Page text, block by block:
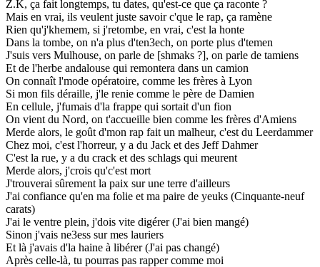
Z.K, ça fait longtemps, tu dates, qu'est-ce que ça raconte ?
Mais en vrai, ils veulent juste savoir c'que le rap, ça ramène
Rien qu'j'khemem, si j'retombe, en vrai, c'est la honte
Dans la tombe, on n'a plus d'ten3ech, on porte plus d'temen
J'suis vers Mulhouse, on parle de [shmaks ?], on parle de tamiens
Et de l'herbe andalouse qui remontera dans un camion
On connaît l'mode opératoire, comme les frères à Lyon
Si mon fils déraille, j'le renie comme le père de Damien
En cellule, j'fumais d'la frappe qui sortait d'un fion
On vient du Nord, on t'accueille bien comme les frères d'Amiens
Merde alors, le goût d'mon rap fait un malheur, c'est du Leerdammer
Chez moi, c'est l'horreur, y a du Jack et des Jeff Dahmer
C'est la rue, y a du crack et des schlags qui meurent
Merde alors, j'crois qu'c'est mort
J'trouverai sûrement la paix sur une terre d'ailleurs
J'ai confiance qu'en ma folie et ma paire de yeuks (Cinquante-neuf
carats)
J'ai le ventre plein, j'dois vite digérer (J'ai bien mangé)
Sinon j'vais ne3ess sur mes lauriers
Et là j'avais d'la haine à libérer (J'ai pas changé)
Après celle-là, tu pourras pas rapper comme moi